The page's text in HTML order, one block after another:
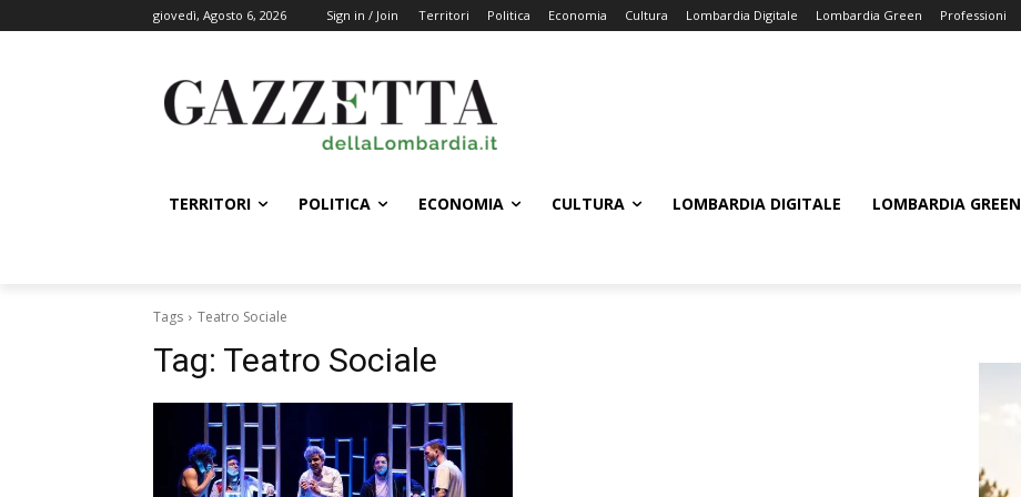
giovedì, Agosto 6, 2026 Sign in / Join Territori Politica Economia Cultura Lombardia Digitale Lombardia Green Professioni
TERRITORI POLITICA ECONOMIA CULTURA LOMBARDIA DIGITALE LOMBARDIA GREEN
Tags Teatro Sociale
Tag: Teatro Sociale